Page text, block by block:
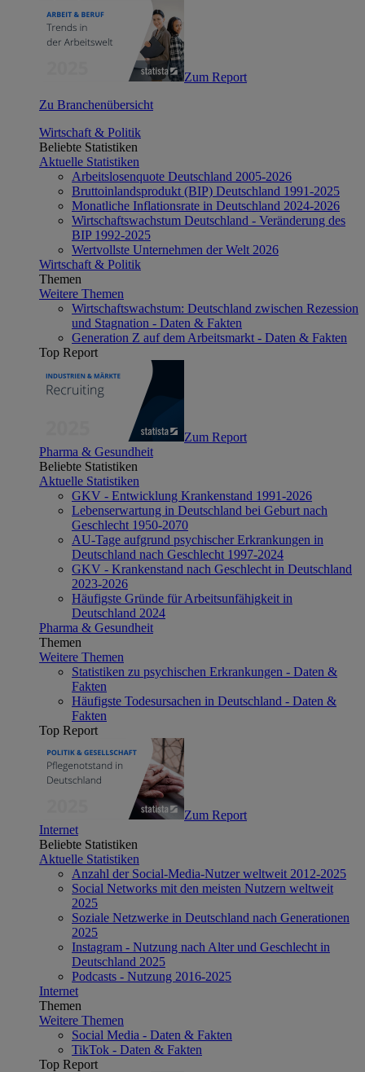
Zum Report
Zu Branchenübersicht
Wirtschaft & Politik
Beliebte Statistiken
Aktuelle Statistiken
Arbeitslosenquote Deutschland 2005-2026
Bruttoinlandsprodukt (BIP) Deutschland 1991-2025
Monatliche Inflationsrate in Deutschland 2024-2026
Wirtschaftswachstum Deutschland - Veränderung des
BIP 1992-2025
Wertvollste Unternehmen der Welt 2026
Wirtschaft & Politik
Themen
Weitere Themen
Wirtschaftswachstum: Deutschland zwischen Rezession
und Stagnation - Daten & Fakten
Generation Z auf dem Arbeitsmarkt - Daten & Fakten
Top Report
Zum Report
Pharma & Gesundheit
Beliebte Statistiken
Aktuelle Statistiken
GKV - Entwicklung Krankenstand 1991-2026
Lebenserwartung in Deutschland bei Geburt nach
Geschlecht 1950-2070
AU-Tage aufgrund psychischer Erkrankungen in
Deutschland nach Geschlecht 1997-2024
GKV - Krankenstand nach Geschlecht in Deutschland
2023-2026
Häufigste Gründe für Arbeitsunfähigkeit in
Deutschland 2024
Pharma & Gesundheit
Themen
Weitere Themen
Statistiken zu psychischen Erkrankungen - Daten &
Fakten
Häufigste Todesursachen in Deutschland - Daten &
Fakten
Top Report
Zum Report
Internet
Beliebte Statistiken
Aktuelle Statistiken
Anzahl der Social-Media-Nutzer weltweit 2012-2025
Social Networks mit den meisten Nutzern weltweit
2025
Soziale Netzwerke in Deutschland nach Generationen
2025
Instagram - Nutzung nach Alter und Geschlecht in
Deutschland 2025
Podcasts - Nutzung 2016-2025
Internet
Themen
Weitere Themen
Social Media - Daten & Fakten
TikTok - Daten & Fakten
Top Report